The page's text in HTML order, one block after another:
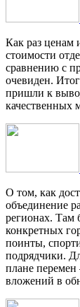
Как раз ценам
стоимости
сравнению с
очевиден.
пришли к
качественных
О том, как
объединение
регионах. Там
конкретных
поинты,
подрядчики.
плане перемен
вложений в